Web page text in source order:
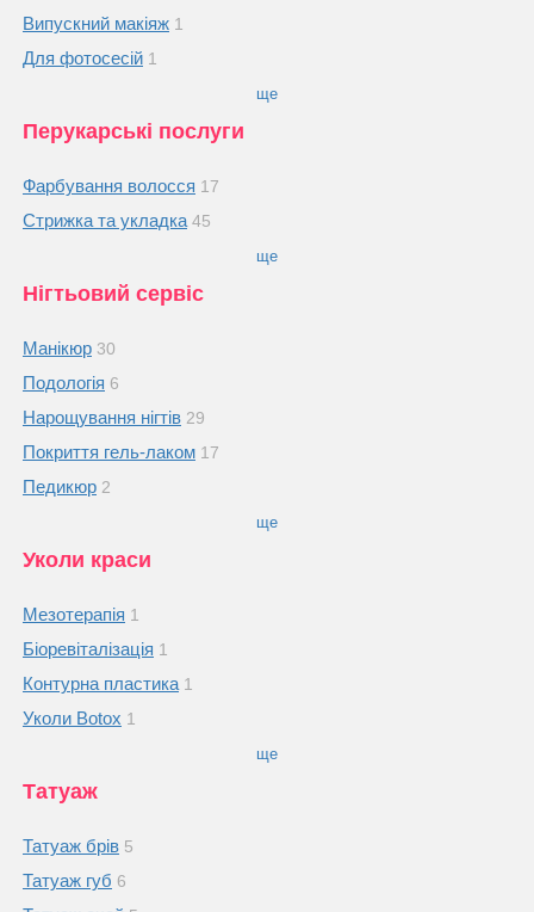
Випускний макіяж 1
Для фотосесій 1
ще
Перукарські послуги
Фарбування волосся 17
Стрижка та укладка 45
ще
Нігтьовий сервіс
Манікюр 30
Подологія 6
Нарощування нігтів 29
Покриття гель-лаком 17
Педикюр 2
ще
Уколи краси
Мезотерапія 1
Біоревіталізація 1
Контурна пластика 1
Уколи Botox 1
ще
Татуаж
Татуаж брів 5
Татуаж губ 6